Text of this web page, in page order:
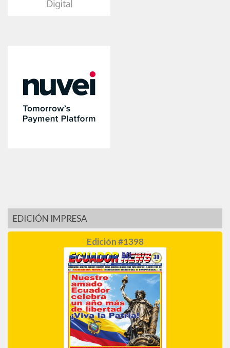
EDICIÓN IMPRESA
Edición #1398